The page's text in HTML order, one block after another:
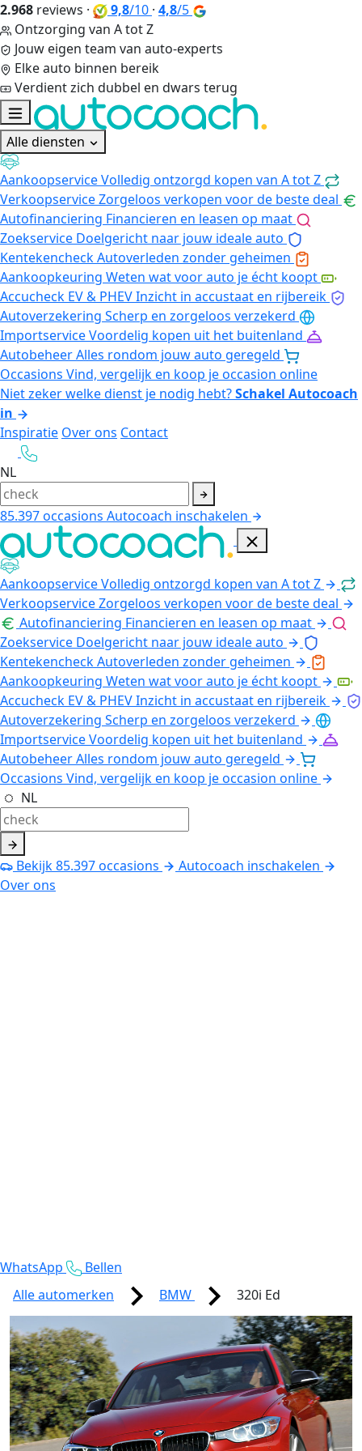
2.968 reviews · 9,8/10 · 4,8/5
Ontzorging van A tot Z
Jouw eigen team van auto-experts
Elke auto binnen bereik
Verdient zich dubbel en dwars terug
Alle diensten
AankoopserviceVolledig ontzorgd kopen van A tot Z
VerkoopserviceZorgeloos verkopen voor de beste deal
Autofinanciering Financieren en leasen op maat
Zoekservice Doelgericht naar jouw ideale auto
KentekencheckAutoverleden zonder geheimen
Aankoopkeuring Weten wat voor auto je écht koopt
Accucheck EV & PHEVInzicht in accustaat en rijbereik
Autoverzekering Scherp en zorgeloos verzekerd
ImportserviceVoordelig kopen uit het buitenland
AutobeheerAlles rondom jouw auto geregeld
Occasions Vind, vergelijk en koop je occasion online
Niet zeker welke dienst je nodig hebt?Schakel Autocoach
in
Inspiratie Over ons Contact
NL
85.397occasions Autocoach inschakelen
AankoopserviceVolledig ontzorgd kopen van A tot Z
VerkoopserviceZorgeloos verkopen voor de beste deal
Autofinanciering Financieren en leasen op maat
Zoekservice Doelgericht naar jouw ideale auto
KentekencheckAutoverleden zonder geheimen
Aankoopkeuring Weten wat voor auto je écht koopt
Accucheck EV & PHEVInzicht in accustaat en rijbereik
Autoverzekering Scherp en zorgeloos verzekerd
ImportserviceVoordelig kopen uit het buitenland
AutobeheerAlles rondom jouw auto geregeld
Occasions Vind, vergelijk en koop je occasion online
NL
Bekijk85.397occasions
Autocoach inschakelen
Over ons
WhatsApp
Bellen
Alle automerken
BMW 320i Ed